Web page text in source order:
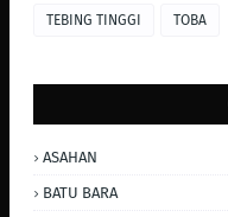
TEBING TINGGI TOBA
ASAHAN
BATU BARA